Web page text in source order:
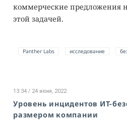
коммерческие предложения
этой задачей.
Panther Labs исследование
13:34 / 24 июня, 2022
Уровень инцидентов ИТ-
размером компании